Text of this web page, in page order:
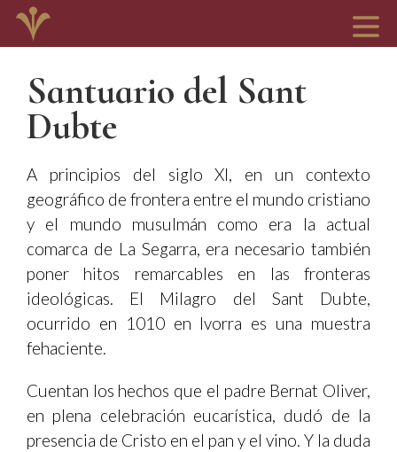
Santuario del Sant
Dubte
A principios del siglo XI, en un contexto
geográfico de frontera entre el mundo cristiano
y el mundo musulmán como era la actual
comarca de La Segarra, era necesario también
poner hitos remarcables en las fronteras
ideológicas. El Milagro del Sant Dubte,
ocurrido en 1010 en Ivorra es una muestra
fehaciente.
Cuentan los hechos que el padre Bernat Oliver,
en plena celebración eucarística, dudó de la
presencia de Cristo en el pan y el vino. Y la duda